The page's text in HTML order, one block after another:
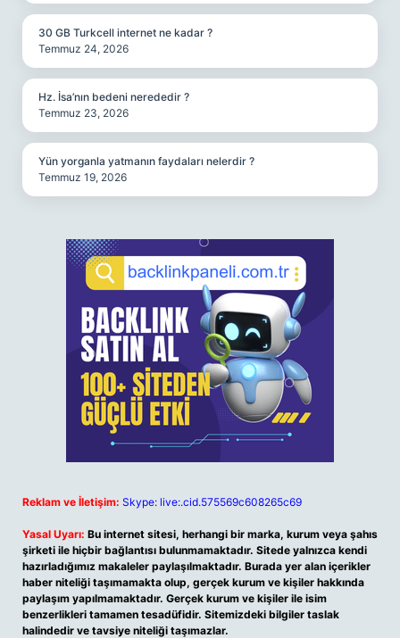
30 GB Turkcell internet ne kadar ?
Temmuz 24, 2026
Hz. İsa’nın bedeni nerededir ?
Temmuz 23, 2026
Yün yorganla yatmanın faydaları nelerdir ?
Temmuz 19, 2026
Reklam ve İletişim: Skype: live:.cid.575569c608265c69
Yasal Uyarı: Bu internet sitesi, herhangi bir marka, kurum veya şahıs
şirketi ile hiçbir bağlantısı bulunmamaktadır. Sitede yalnızca kendi
hazırladığımız makaleler paylaşılmaktadır. Burada yer alan içerikler
haber niteliği taşımamakta olup, gerçek kurum ve kişiler hakkında
paylaşım yapılmamaktadır. Gerçek kurum ve kişiler ile isim
benzerlikleri tamamen tesadüfidir. Sitemizdeki bilgiler taslak
halindedir ve tavsiye niteliği taşımazlar.